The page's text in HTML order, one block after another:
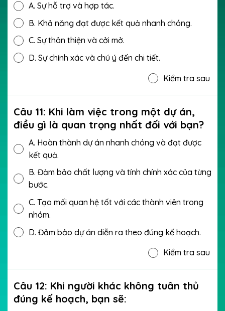
A. Sự hỗ trợ và hợp tác.
B. Khả năng đạt được kết quả nhanh chóng.
C. Sự thân thiện và cởi mở.
D. Sự chính xác và chú ý đến chi tiết.
Kiểm tra sau
Câu 11: Khi làm việc trong một dự án,
điều gì là quan trọng nhất đối với bạn?
A. Hoàn thành dự án nhanh chóng và đạt được
kết quả.
B. Đảm bảo chất lượng và tính chính xác của từng
bước.
C. Tạo mối quan hệ tốt với các thành viên trong
nhóm.
D. Đảm bảo dự án diễn ra theo đúng kế hoạch.
Kiểm tra sau
Câu 12: Khi người khác không tuân thủ
đúng kế hoạch, bạn sẽ: